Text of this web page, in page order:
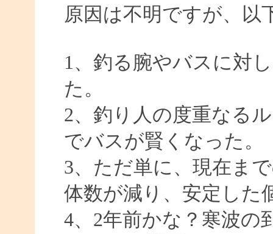
原因は不明ですが、以
1、釣る腕やバスに対
た。
2、釣り人の度重なる
でバスが賢くなった。
3、ただ単に、現在ま
体数が減り、安定した
4、2年前かな？寒波の